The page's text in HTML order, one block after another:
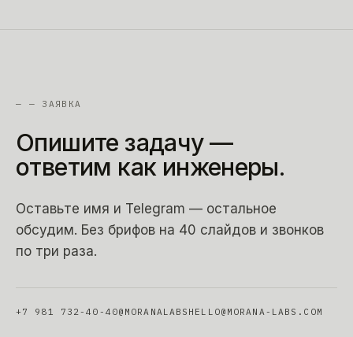
— — ЗАЯВКА
Опишите задачу —
ответим как инженеры.
Оставьте имя и Telegram — остальное
обсудим. Без брифов на 40 слайдов и звонков
по три раза.
+7 981 732-40-40@MORANALABS HELLO@MORANA-LABS.COM